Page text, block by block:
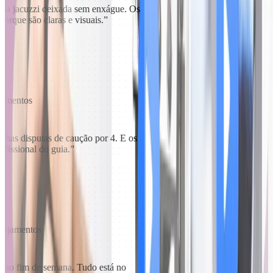
jacuzzi deixada sem enxágue. Os
são claras e visuais.”
disputas de caução por 4. E os
do guia.”
no fim de semana. Tudo está no